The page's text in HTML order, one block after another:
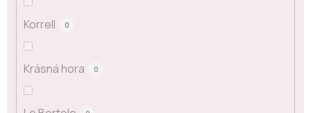
Korrell 0
Krásná hora 0